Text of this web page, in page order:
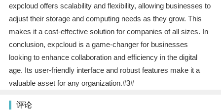
expcloud offers scalability and flexibility, allowing businesses to
adjust their storage and computing needs as they grow. This
makes it a cost-effective solution for companies of all sizes. In
conclusion, expcloud is a game-changer for businesses
looking to enhance collaboration and efficiency in the digital
age. Its user-friendly interface and robust features make it a
valuable asset for any organization.#3#
评论